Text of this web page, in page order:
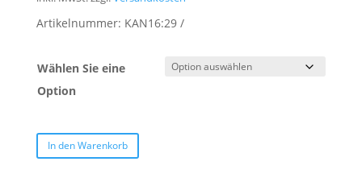
Artikelnummer: KAN16:29
Wählen Sie eine
Option
In den Warenkorb